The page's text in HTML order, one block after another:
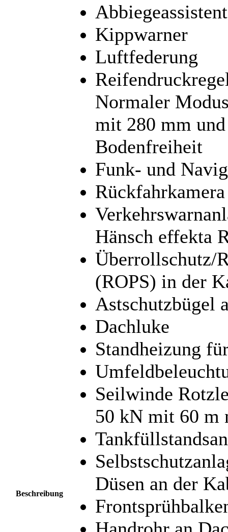
Beschreibung
Abbiegeassistent
Kippwarner
Luftfederung
Normaler
mit 280 mm
Bodenfreiheit
Funk- und
Rückfahrkamera
Hänsch effekta
Überrollschutz/
(ROPS) in der
Astschutzbügel
Dachluke
Standheizung
Seilwinde
50 kN mit 60 m
Düsen an der